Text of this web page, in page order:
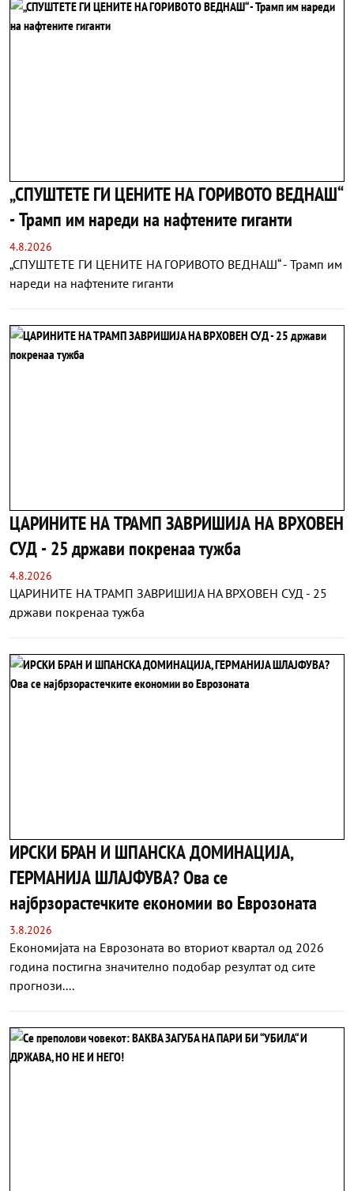
„СПУШТЕТЕ ГИ ЦЕНИТЕ НА ГОРИВОТО ВЕДНАШ“
- Трамп им нареди на нафтените гиганти
4.8.2026
„СПУШТЕТЕ ГИ ЦЕНИТЕ НА ГОРИВОТО ВЕДНАШ“ - Трамп им
нареди на нафтените гиганти
ЦАРИНИТЕ НА ТРАМП ЗАВРИШИЈА НА ВРХОВЕН
СУД - 25 држави покренаа тужба
4.8.2026
ЦАРИНИТЕ НА ТРАМП ЗАВРИШИЈА НА ВРХОВЕН СУД - 25
држави покренаа тужба
ИРСКИ БРАН И ШПАНСКА ДОМИНАЦИЈА,
ГЕРМАНИЈА ШЛАЈФУВА? Ова се
најбрзорастечките економии во Еврозоната
3.8.2026
Економијата на Еврозоната во вториот квартал од 2026
година постигна значително подобар резултат од сите
прогнози....